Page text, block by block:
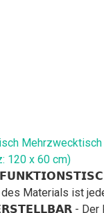
120 x 60 cm)
Materials ist
- Der